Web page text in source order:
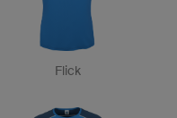
Flick